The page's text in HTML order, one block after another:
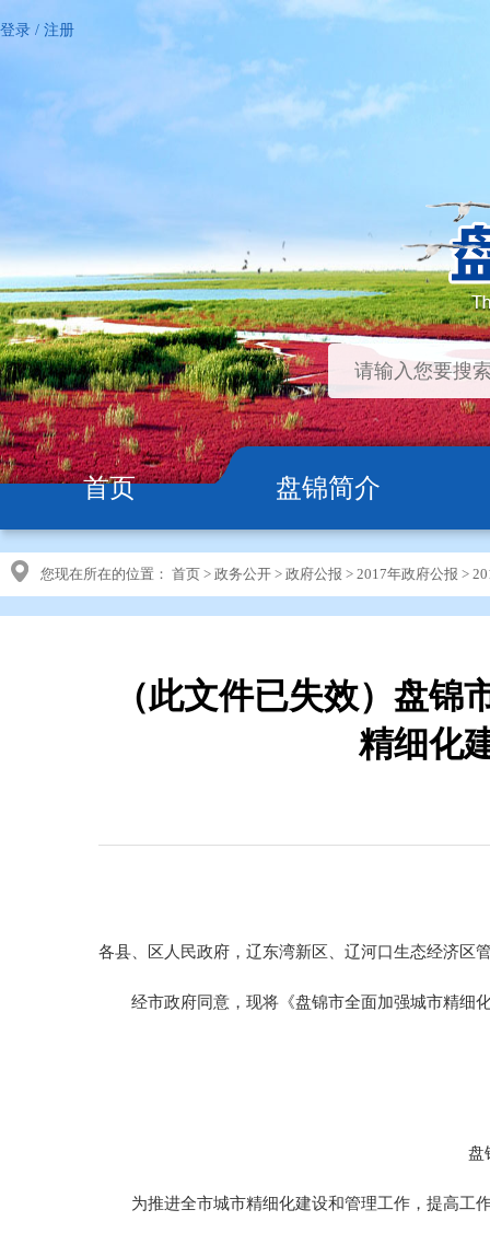
登录 / 注册
首页 盘锦简介
您现在所在的位置： 首页 > 政务公开 > 政府公报 > 2017年政府公报 >
（此文件已失效）盘
精细化
各县、区人民政府，辽东湾新区、辽河口生态经济区
经市政府同意，现将《盘锦市全面加强城市精细
盘
为推进全市城市精细化建设和管理工作，提高工